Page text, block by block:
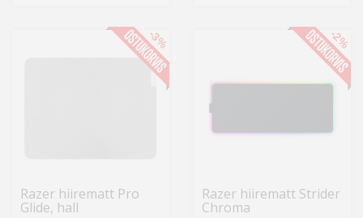
Razer hiirematt Pro
Glide, hall
-3%
Razer hiirematt Strider
Chroma
-2%